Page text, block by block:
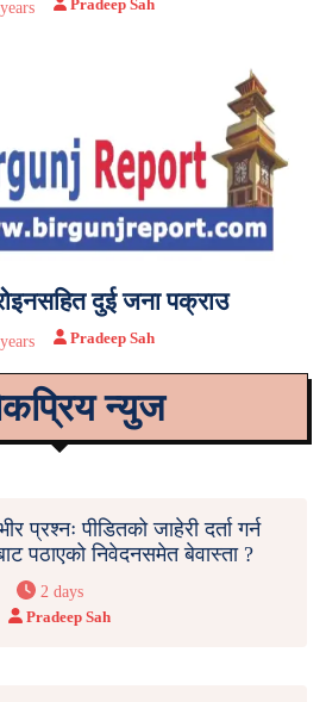
Pradeep Sah
दुई जना पक्राउ
Pradeep Sah
न्युज
प्रश्नः पीडितको जाहेरी दर्ता गर्न
पठाएको निवेदनसमेत बेवास्ता ?
2 days
Pradeep Sah